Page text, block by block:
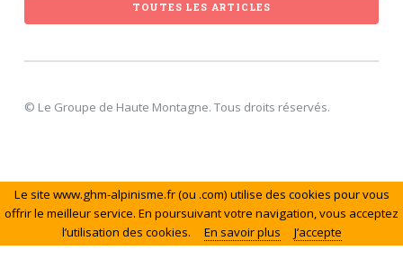
TOUTES LES ARTICLES
© Le Groupe de Haute Montagne. Tous droits réservés.
Le site www.ghm-alpinisme.fr (ou .com) utilise des cookies pour vous
offrir le meilleur service. En poursuivant votre navigation, vous acceptez
l’utilisation des cookies.
En savoir plus J’accepte